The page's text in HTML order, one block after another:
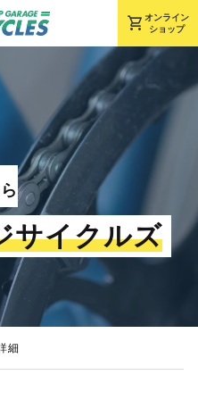
shopping_cart オンライン
ショップ
サイクルズ
細